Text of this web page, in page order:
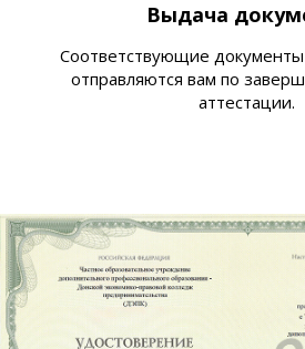
Выдача
Соответствующие
отправляются вам по
аттестации.